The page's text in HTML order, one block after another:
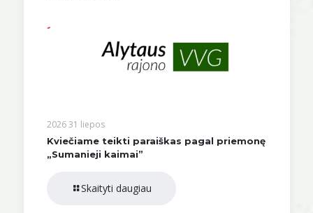
2026 31 liepos
Kviečiame teikti paraiškas pagal priemonę
„Sumanieji kaimai”
Skaityti daugiau